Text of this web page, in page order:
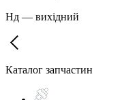
Нд — вихідний
Каталог запчастин